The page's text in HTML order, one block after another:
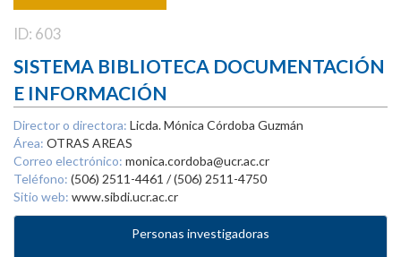
ID: 603
SISTEMA BIBLIOTECA DOCUMENTACIÓN
E INFORMACIÓN
Director o directora: Licda. Mónica Córdoba Guzmán
Área: OTRAS AREAS
Correo electrónico: monica.cordoba@ucr.ac.cr
Teléfono: (506) 2511-4461 / (506) 2511-4750
Sitio web: www.sibdi.ucr.ac.cr
Personas investigadoras